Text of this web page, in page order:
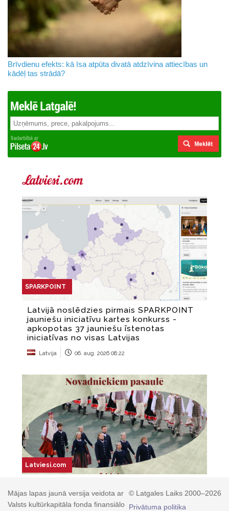
Brīvdienu efekts: kā īsa atpūta divatā atdzīvina attiecības un
kādēļ tas strādā?
© Latgales Laiks 2000–2026
Privātuma politika
Mājas lapas jaunā versija veidota ar
Valsts kultūrkapitāla fonda finansiālo